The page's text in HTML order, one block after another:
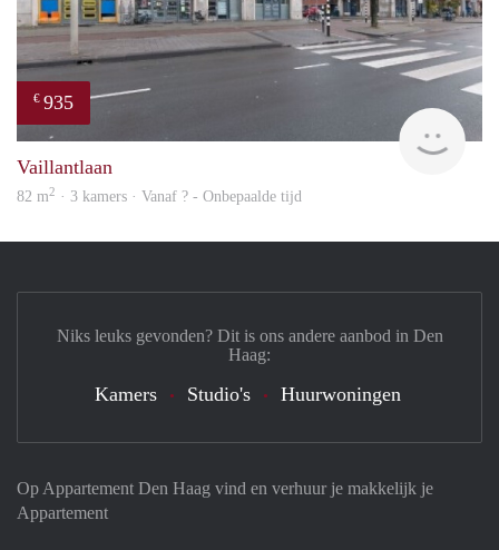
€ 935
Vaillantlaan
82 m2 · 3 kamers · Vanaf ? - Onbepaalde tijd
Op Appartement Den Haag vind en verhuur je makkelijk je
Appartement
Niks leuks gevonden? Dit is ons andere aanbod in Den
Haag:
Kamers Studio's Huurwoningen